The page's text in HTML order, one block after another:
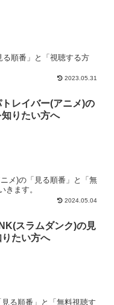
る順番」と「視聴する方
2023.05.31
レイバー(アニメ)の
知りたい方へ
メ)の「見る順番」と「無
きます。
2024.05.04
スラムダンク)の見
たい方へ
る順番」と「無料視聴す